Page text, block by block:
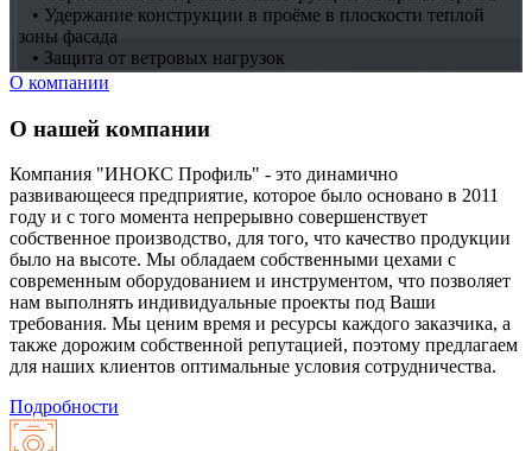
• Удержание конструкции в проёме в плоскости теплой
зоны фасада
• Защита от ветровых нагрузок
О компании
О нашей компании
Компания "ИНОКС Профиль" - это динамично
развивающееся предприятие, которое было основано в 2011
году и с того момента непрерывно совершенствует
собственное производство, для того, что качество продукции
было на высоте. Мы обладаем собственными цехами с
современным оборудованием и инструментом, что позволяет
нам выполнять индивидуальные проекты под Ваши
требования. Мы ценим время и ресурсы каждого заказчика, а
также дорожим собственной репутацией, поэтому предлагаем
для наших клиентов оптимальные условия сотрудничества.
Подробности